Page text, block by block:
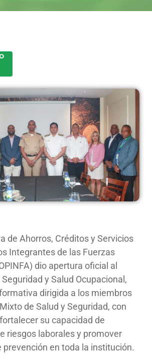
de Ahorros, Créditos y Servicios
Integrantes de las Fuerzas
dio apertura oficial al
y Salud Ocupacional,
dirigida a los miembros
de Salud y Seguridad, con
su capacidad de
riesgos laborales y promover
prevención en toda la institución.